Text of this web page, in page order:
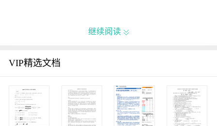
继续阅读 
VIP精选文档